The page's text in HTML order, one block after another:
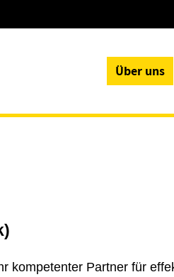
Über uns
kompetenter Partner für